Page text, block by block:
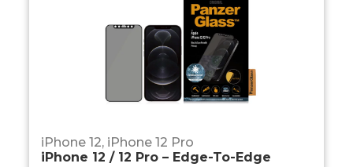
iPhone 12, iPhone 12 Pro
iPhone 12 / 12 Pro – Edge-To-Edge